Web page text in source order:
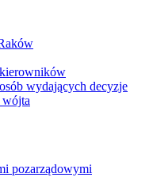
wydających decyzje
pozarządowymi